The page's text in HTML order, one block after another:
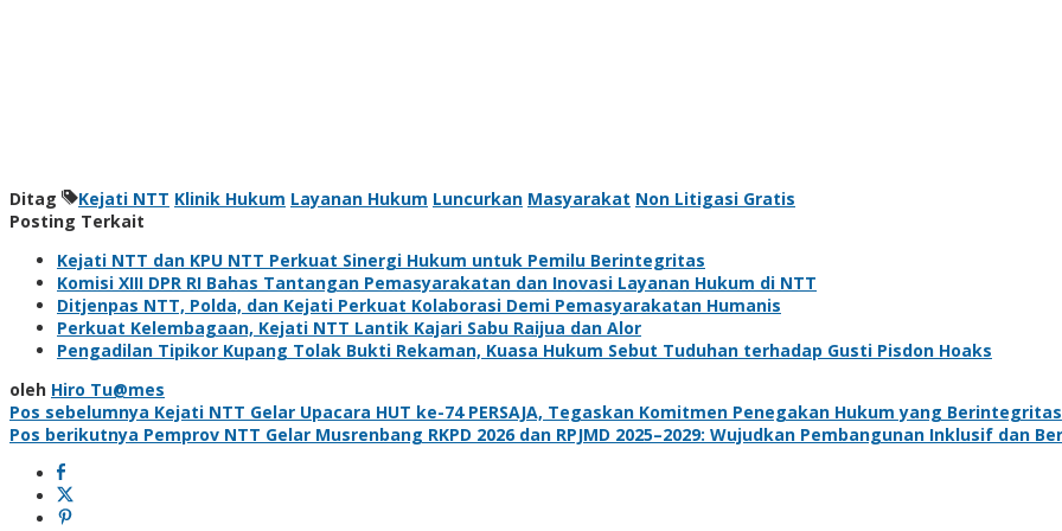
Ditag Kejati NTT Klinik Hukum Layanan Hukum Luncurkan Masyarakat Non Litigasi Gratis
Posting Terkait
Kejati NTT dan KPU NTT Perkuat Sinergi Hukum untuk Pemilu Berintegritas
Komisi XIII DPR RI Bahas Tantangan Pemasyarakatan dan Inovasi Layanan Hukum di NTT
Ditjenpas NTT, Polda, dan Kejati Perkuat Kolaborasi Demi Pemasyarakatan Humanis
Perkuat Kelembagaan, Kejati NTT Lantik Kajari Sabu Raijua dan Alor
Pengadilan Tipikor Kupang Tolak Bukti Rekaman, Kuasa Hukum Sebut Tuduhan terhadap Gusti Pisdon Hoaks
oleh Hiro Tu@mes
Navigasi
pos
Pos sebelumnya Kejati NTT Gelar Upacara HUT ke-74 PERSAJA, Tegaskan Komitmen Penegakan Hukum yang Berintegritas
Pos berikutnya Pemprov NTT Gelar Musrenbang RKPD 2026 dan RPJMD 2025–2029: Wujudkan Pembangunan Inklusif dan